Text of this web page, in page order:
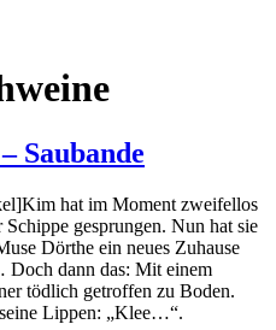
Saubande
hat im Moment zweifellos
gesprungen. Nun hat sie
Dörthe ein neues Zuhause
dann das: Mit einem
tödlich getroffen zu Boden.
Lippen: „Klee…“.